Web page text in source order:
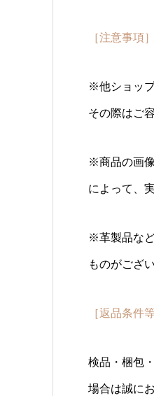
［注意事項
※他ショッ
その際はご
※商品の画
によって、
※革製品な
ものがござ
［返品条件
検品・梱包
場合は誠に